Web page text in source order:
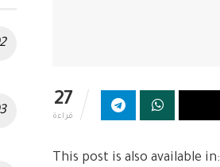
27
قراءة
This post is also available in: